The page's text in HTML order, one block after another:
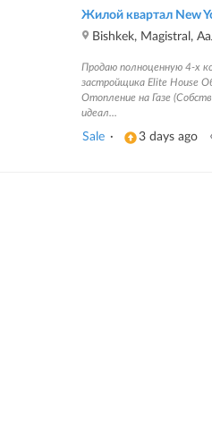
Жилой квартал New
Bishkek, Magistral,
Продаю полноценную 4-х
застройщика Elite House
Отопление на Газе
идеал...
Sale · 3 days ago